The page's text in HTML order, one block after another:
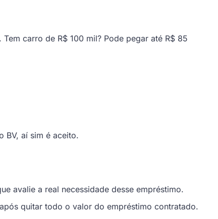
carro de R$ 100 mil? Pode pegar até R$ 85
BV, aí sim é aceito.
avalie a real necessidade desse empréstimo.
quitar todo o valor do empréstimo contratado.